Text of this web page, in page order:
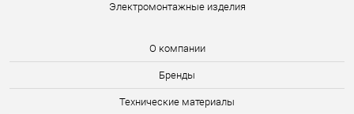
Электромонтажные изделия
О компании
Бренды
Технические материалы